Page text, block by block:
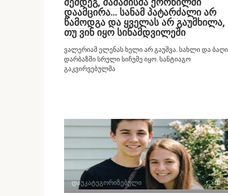
დაამცირა… სანამ პატარძალი არ
წამოდგა და ყველას არ გაუმხილა,
თუ ვინ იყო სინამდვილეში
ვალერიამ ელენას ხელი არ გაუშვა. სახლი და ბაღი
დარბაზში სრული სიჩუმე იყო. სანტიაგო
გაკვირვებულმა
დაუკატეგორიზებული 0